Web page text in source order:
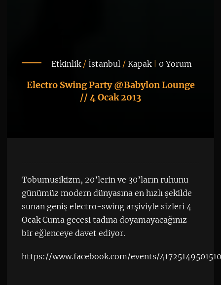
Etkinlik/ İstanbul / Kapak| 0 Yorum
Electro Swing Party @Babylon Lounge
// 4 Ocak 2013
Tobumusikizm, 20’lerin ve 30’ların ruhunu
günümüz modern dünyasına en hızlı şekilde
sunan geniş electro-swing arşiviyle sizleri 4
Ocak Cuma gecesi tadına doyamayacağınız
bir eğlenceye davet ediyor.
https://www.facebook.com/events/